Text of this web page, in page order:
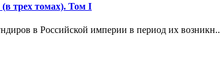
(в трех томах). Том I
в Российской империи в период их возникн..